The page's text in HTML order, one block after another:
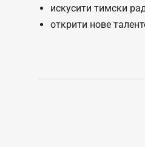
искусити тимски
открити нове